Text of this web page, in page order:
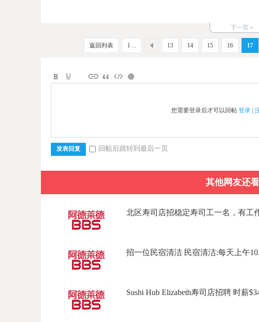
下一页 »
1 ... 13 14 15 16 17
返回列表
您需要登录后才可以回帖 登录 |
发表回复 回帖后跳转到最后一页
其他网友还
北区寿司店招稳定寿司工一名，有工
招一位民宿清洁 民宿清洁:每天上午
Sushi Hub Elizabeth寿司店招聘 时薪